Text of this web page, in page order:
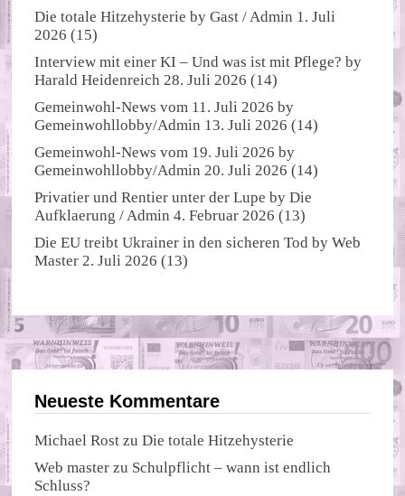
Die totale Hitzehysterie byGast / Admin 1. Juli
2026 (15)
Interview mit einer KI – Und was ist mit Pflege? by
Harald Heidenreich 28. Juli 2026 (14)
Gemeinwohl-News vom 11. Juli 2026 by
Gemeinwohllobby/Admin 13. Juli 2026 (14)
Gemeinwohl-News vom 19. Juli 2026 by
Gemeinwohllobby/Admin 20. Juli 2026 (14)
Privatier und Rentier unter der Lupe byDie
Aufklaerung / Admin 4. Februar 2026 (13)
Die EU treibt Ukrainer in den sicheren Tod byWeb
Master 2. Juli 2026 (13)
Neueste Kommentare
Michael Rost zuDie totale Hitzehysterie
Web master zu Schulpflicht – wann ist endlich
Schluss?